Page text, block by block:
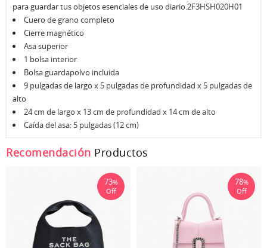
para guardar tus objetos esenciales de uso diario.2F3HSH020H01
Cuero de grano completo
Cierre magnético
Asa superior
1 bolsa interior
Bolsa guardapolvo incluida
9 pulgadas de largo x 5 pulgadas de profundidad x 5 pulgadas de
alto
24 cm de largo x 13 cm de profundidad x 14 cm de alto
Caída del asa: 5 pulgadas (12 cm)
Recomendación Productos
73%
Off
78%
Off